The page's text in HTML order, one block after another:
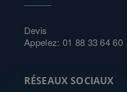
Devis
Appelez: 01 88 33 64 60
RÉSEAUX SOCIAUX